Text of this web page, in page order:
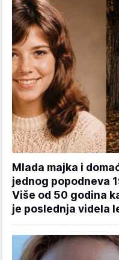
Mlada majka i
jednog popodneva
Više od 50 godina
je poslednja videla